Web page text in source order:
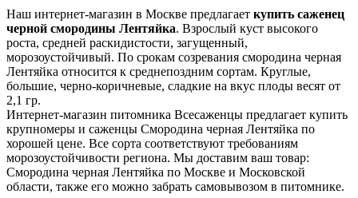
Наш интернет-магазин в Москве предлагает купить саженец
черной смородины Лентяйка. Взрослый куст высокого
роста, средней раскидистости, загущенный,
морозоустойчивый. По срокам созревания смородина черная
Лентяйка относится к среднепоздним сортам. Круглые,
большие, черно-коричневые, сладкие на вкус плоды весят от
2,1 гр.
Интернет-магазин питомника Всесаженцы предлагает купить
крупномеры и саженцы Смородина черная Лентяйка по
хорошей цене. Все сорта соответствуют требованиям
морозоустойчивости региона. Мы доставим ваш товар:
Смородина черная Лентяйка по Москве и Московской
области, также его можно забрать самовывозом в питомнике.